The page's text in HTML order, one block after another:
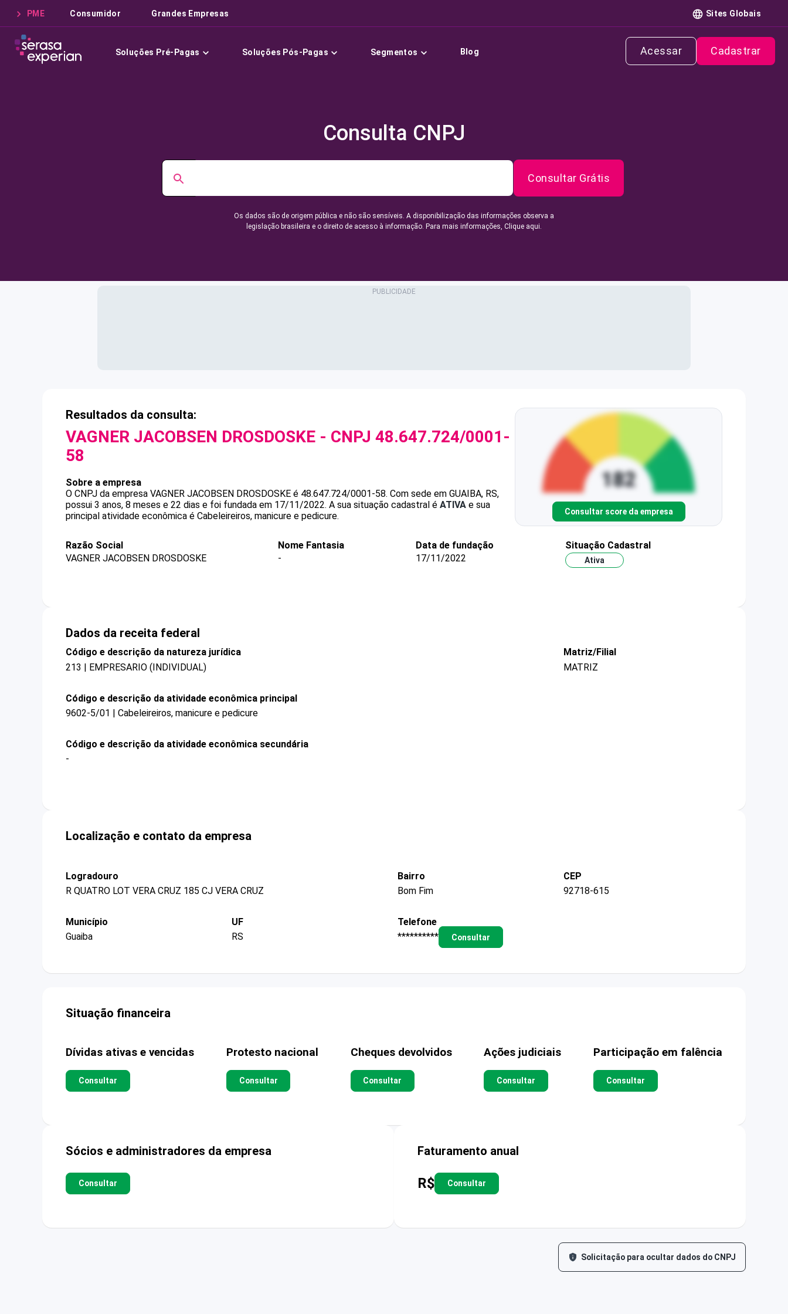
PME Consumidor Grandes Empresas Sites Globais
Soluções Pré-Pagas Soluções Pós-Pagas Segmentos Blog Acessar Cadastrar
Consulta CNPJ
Consultar Grátis
Os dados são de origem pública e não são sensíveis. A disponibilização das informações observa a
legislação brasileira e o direito de acesso à informação. Para mais informações, Clique aqui.
Resultados da consulta:
VAGNER JACOBSEN DROSDOSKE - CNPJ 48.647.724/0001-
58
Sobre a empresa
O CNPJ da empresa VAGNER JACOBSEN DROSDOSKE é 48.647.724/0001-58. Com sede em GUAIBA, RS,
possui 3 anos, 8 meses e 22 dias e foi fundada em 17/11/2022. A sua situação cadastral é ATIVA e sua
principal atividade econômica é Cabeleireiros, manicure e pedicure.
Consultar score da empresa
Razão Social
VAGNER JACOBSEN DROSDOSKE
Nome Fantasia
-
Data de fundação
17/11/2022
Situação Cadastral
Ativa
Dados da receita federal
Código e descrição da natureza jurídica
213 | EMPRESARIO (INDIVIDUAL)
Matriz/Filial
MATRIZ
Código e descrição da atividade econômica principal
9602-5/01 | Cabeleireiros, manicure e pedicure
Código e descrição da atividade econômica secundária
-
Localização e contato da empresa
Logradouro
R QUATRO LOT VERA CRUZ 185 CJ VERA CRUZ
Bairro
Bom Fim
CEP
92718-615
Município
Guaiba
UF
RS
Telefone
**********
Consultar
Situação financeira
Dívidas ativas e vencidas
Consultar
Protesto nacional
Consultar
Cheques devolvidos
Consultar
Ações judiciais
Consultar
Participação em falência
Consultar
Sócios e administradores da empresa
Consultar
Faturamento anual
R$ Consultar
Solicitação para ocultar dados do CNPJ